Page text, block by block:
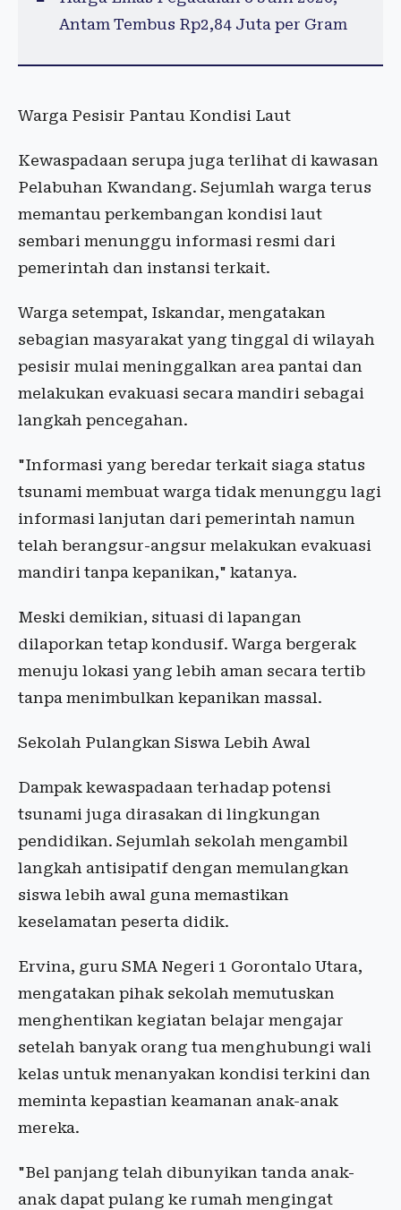
Antam Tembus Rp2,84 Juta per Gram
Warga Pesisir Pantau Kondisi Laut
Kewaspadaan serupa juga terlihat di kawasan
Pelabuhan Kwandang. Sejumlah warga terus
memantau perkembangan kondisi laut
sembari menunggu informasi resmi dari
pemerintah dan instansi terkait.
Warga setempat, Iskandar, mengatakan
sebagian masyarakat yang tinggal di wilayah
pesisir mulai meninggalkan area pantai dan
melakukan evakuasi secara mandiri sebagai
langkah pencegahan.
"Informasi yang beredar terkait siaga status
tsunami membuat warga tidak menunggu lagi
informasi lanjutan dari pemerintah namun
telah berangsur-angsur melakukan evakuasi
mandiri tanpa kepanikan," katanya.
Meski demikian, situasi di lapangan
dilaporkan tetap kondusif. Warga bergerak
menuju lokasi yang lebih aman secara tertib
tanpa menimbulkan kepanikan massal.
Sekolah Pulangkan Siswa Lebih Awal
Dampak kewaspadaan terhadap potensi
tsunami juga dirasakan di lingkungan
pendidikan. Sejumlah sekolah mengambil
langkah antisipatif dengan memulangkan
siswa lebih awal guna memastikan
keselamatan peserta didik.
Ervina, guru SMA Negeri 1 Gorontalo Utara,
mengatakan pihak sekolah memutuskan
menghentikan kegiatan belajar mengajar
setelah banyak orang tua menghubungi wali
kelas untuk menanyakan kondisi terkini dan
meminta kepastian keamanan anak-anak
mereka.
"Bel panjang telah dibunyikan tanda anak-
anak dapat pulang ke rumah mengingat